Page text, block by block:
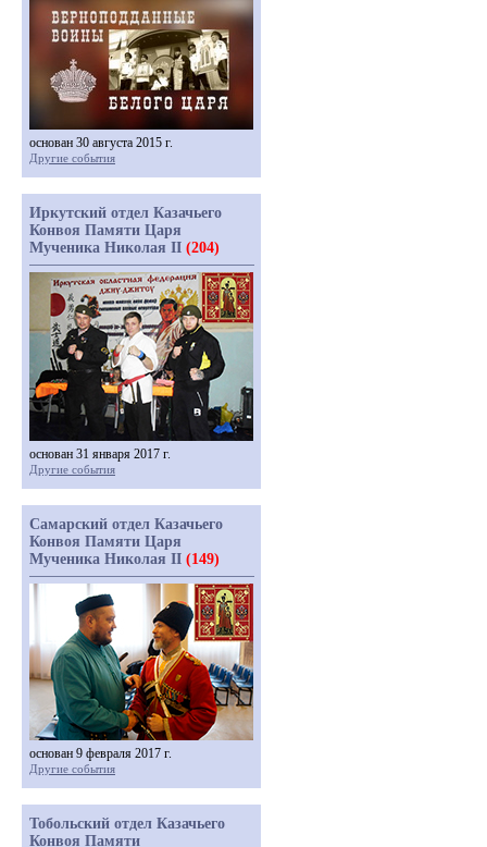
основан 30 августа 2015 г.
Другие события
Иркутский отдел Казачьего
Конвоя Памяти Царя
Мученика Николая II (204)
основан 31 января 2017 г.
Другие события
Самарский отдел Казачьего
Конвоя Памяти Царя
Мученика Николая II (149)
основан 9 февраля 2017 г.
Другие события
Тобольский отдел Казачьего
Конвоя Памяти